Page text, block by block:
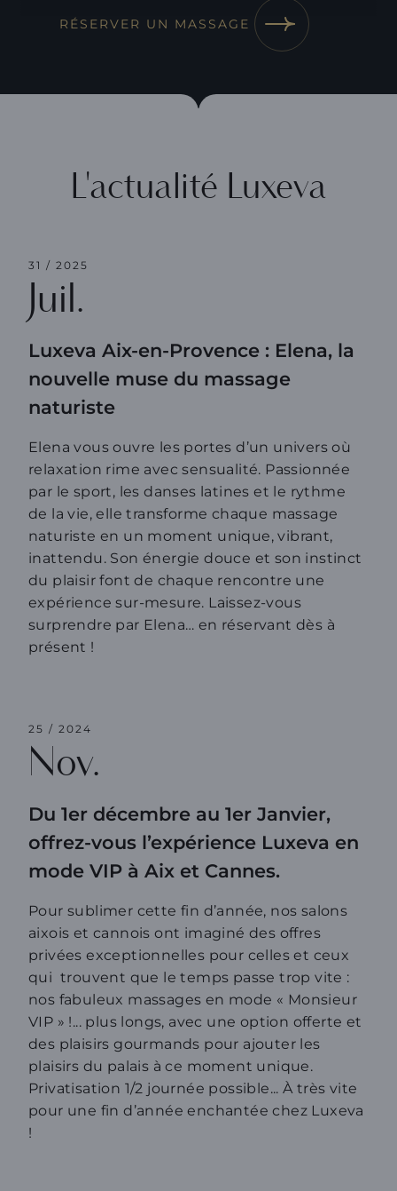
RÉSERVER UN MASSAGE
L'actualité Luxeva
Luxeva Aix-en-Provence : Elena, la
nouvelle muse du massage
naturiste
31 / 2025
Juil.
Elena vous ouvre les portes d’un univers où
relaxation rime avec sensualité. Passionnée
par le sport, les danses latines et le rythme
de la vie, elle transforme chaque massage
naturiste en un moment unique, vibrant,
inattendu. Son énergie douce et son instinct
du plaisir font de chaque rencontre une
expérience sur-mesure. Laissez-vous
surprendre par Elena… en réservant dès à
présent !
Du 1er décembre au 1er Janvier,
offrez-vous l’expérience Luxeva en
mode VIP à Aix et Cannes.
25 / 2024
Nov.
Pour sublimer cette fin d’année, nos salons
aixois et cannois ont imaginé des offres
privées exceptionnelles pour celles et ceux
qui trouvent que le temps passe trop vite :
nos fabuleux massages en mode « Monsieur
VIP » !... plus longs, avec une option offerte et
des plaisirs gourmands pour ajouter les
plaisirs du palais à ce moment unique.
Privatisation 1/2 journée possible... À très vite
pour une fin d’année enchantée chez Luxeva
!